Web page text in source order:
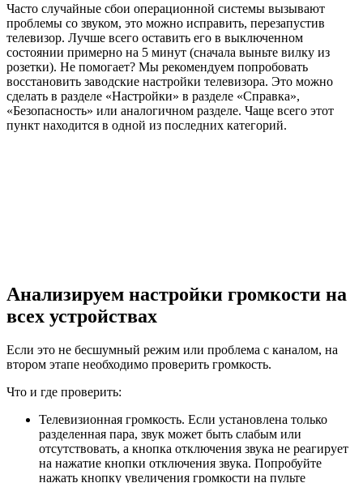
Часто случайные сбои операционной системы вызывают
проблемы со звуком, это можно исправить, перезапустив
телевизор. Лучше всего оставить его в выключенном
состоянии примерно на 5 минут (сначала выньте вилку из
розетки). Не помогает? Мы рекомендуем попробовать
восстановить заводские настройки телевизора. Это можно
сделать в разделе «Настройки» в разделе «Справка»,
«Безопасность» или аналогичном разделе. Чаще всего этот
пункт находится в одной из последних категорий.
Анализируем настройки громкости на
всех устройствах
Если это не бесшумный режим или проблема с каналом, на
втором этапе необходимо проверить громкость.
Что и где проверить:
Телевизионная громкость. Если установлена только
разделенная пара, звук может быть слабым или
отсутствовать, а кнопка отключения звука не реагирует
на нажатие кнопки отключения звука. Попробуйте
нажать кнопку увеличения громкости на пульте